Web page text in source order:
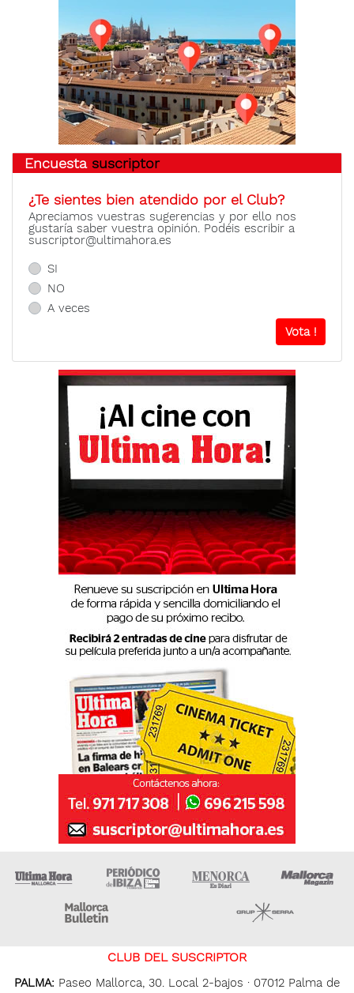
Encuesta suscriptor
¿Te sientes bien atendido por el Club?
Apreciamos vuestras sugerencias y por ello nos
gustaría saber vuestra opinión. Podéis escribir a
suscriptor@ultimahora.es
SI
NO
A veces
Ultima Hora Ultima hora Ibiza Menorca • Es Diari
CLUB DEL SUSCRIPTOR
PALMA: Paseo Mallorca, 30. Local 2-bajos · 07012 Palma de